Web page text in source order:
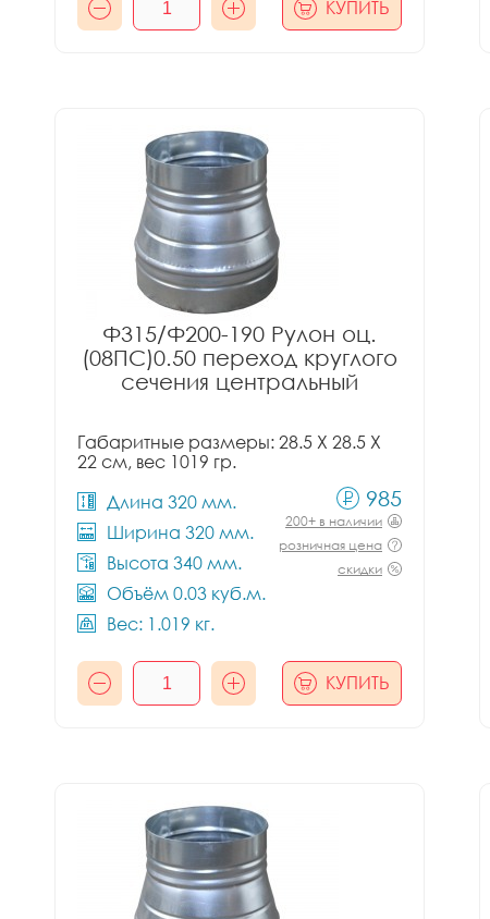
КУПИТЬ
Ф315/Ф200-190 Рулон оц.
(08ПС)0.50 переход круглого
сечения центральный
Габаритные размеры: 28.5 X 28.5 X
22 см, вес 1019 гр.
Длина 320 мм.
Ширина 320 мм.
Высота 340 мм.
Объём 0.03 куб.м.
Вес: 1.019 кг.
985
200+ в наличии
розничная цена
скидки
КУПИТЬ